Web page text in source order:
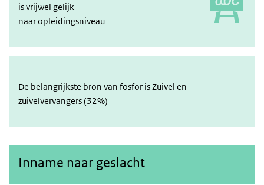
is vrijwel gelijk
naar opleidingsniveau
De belangrijkste bron van fosfor is Zuivel en
zuivelvervangers (32%)
Inname naar geslacht